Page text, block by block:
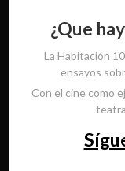
¿Que
La Habitación
ensayos
Con el cine como